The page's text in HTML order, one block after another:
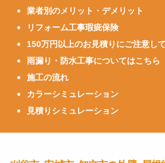
業者別のメリット・デメリット
リフォーム工事瑕疵保険
150万円以上のお見積りにご注意し
雨漏り・防水工事についてはこちら
施工の流れ
カラーシミュレーション
見積りシミュレーション